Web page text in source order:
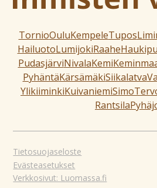
TornioOuluKempeleTupos
HailuotoLumijokiRaahe
PudasjärviNivalaKemi
PyhäntäKärsämäkiSiikalatva
YlikiiminkiKuivaniemiSimo
Rantsila
Tietosuojaseloste
Evästeasetukset
Verkkosivut: Luomassa.fi